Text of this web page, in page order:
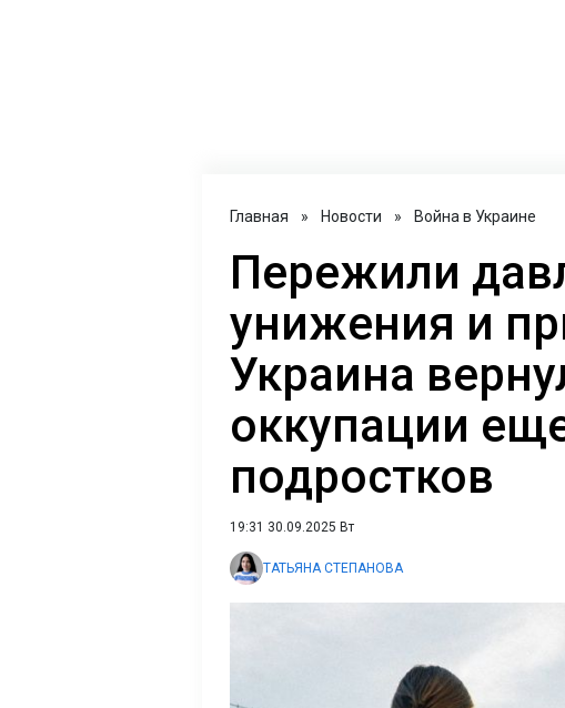
Главная » Новости » Война в Украине
Пережили
унижения и
Украина
оккупации
подростков
19:31 30.09.2025 Вт
ТАТЬЯНА СТЕПАНОВА